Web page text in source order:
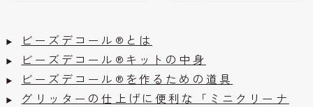
ビーズデコール®とは
ビーズデコール®キットの中身
ビーズデコール®を作るための道具
グリッターの仕上げに便利な「ミニクリーナ